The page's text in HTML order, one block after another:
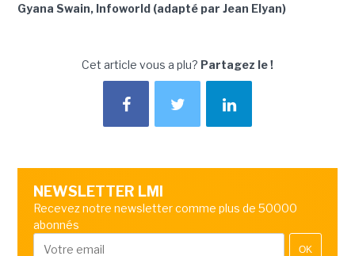
Gyana Swain, Infoworld (adapté par Jean Elyan)
Cet article vous a plu? Partagez le !
NEWSLETTER LMI
Recevez notre newsletter comme plus de 50000
abonnés
OK